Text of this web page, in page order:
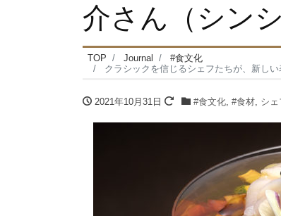
介さん（シンシ
TOP Journal
#食文化
クラシックを信じるシェフたちが、新し
2021年10月31日 #食文化, #食材, シェ